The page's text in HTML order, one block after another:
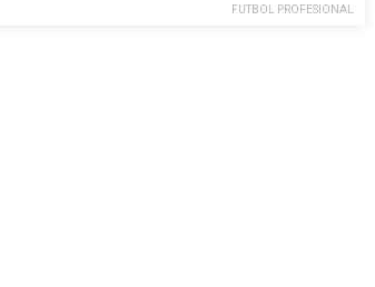
FUTBOL PROFESIONAL